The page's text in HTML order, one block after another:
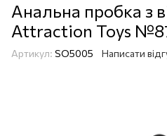
Анальна пробка з
Attraction Toys
Артикул: SO5005 Написати